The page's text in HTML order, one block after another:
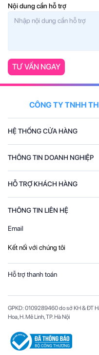
Nội dung cần hỗ trợ
TƯ VẤN NGAY
CÔNG TY TNHH
HỆ THỐNG CỬA HÀNG
THÔNG TIN DOANH NGHIỆP
HỖ TRỢ KHÁCH HÀNG
THÔNG TIN LIÊN HỆ
Email
Kết nối với chúng tôi
Hỗ trợ thanh toán
GPKD: 0109289460 do sở KH & ĐT
Hoa, H. Mê Linh, TP. Hà Nội